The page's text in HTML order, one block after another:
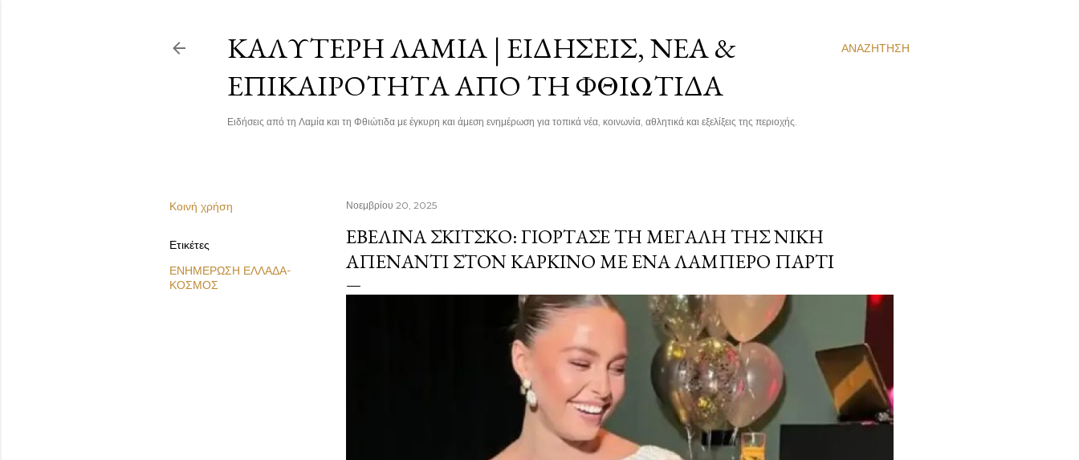
ΑΝΑΖΉΤΗΣΗ
ΚΑΛΎΤΕΡΗ ΛΑΜΊΑ | ΕΙΔΉΣΕΙΣ, ΝΈΑ &
ΕΠΙΚΑΙΡΌΤΗΤΑ ΑΠΌ ΤΗ ΦΘΙΏΤΙΔΑ
Ειδήσεις από τη Λαμία και τη Φθιώτιδα με έγκυρη και άμεση ενημέρωση για τοπικά νέα, κοινωνία, αθλητικά και εξελίξεις της περιοχής.
Κοινή χρήση
Ετικέτες
ΕΝΗΜΕΡΩΣΗ ΕΛΛΑΔΑ-
ΚΟΣΜΟΣ
Νοεμβρίου 20, 2025
ΕΒΕΛΊΝΑ ΣΚΊΤΣΚΟ: ΓΙΌΡΤΑΣΕ ΤΗ ΜΕΓΆΛΗ ΤΗΣ ΝΊΚΗ
ΑΠΈΝΑΝΤΙ ΣΤΟΝ ΚΑΡΚΊΝΟ ΜΕ ΈΝΑ ΛΑΜΠΕΡΌ ΠΆΡΤΙ